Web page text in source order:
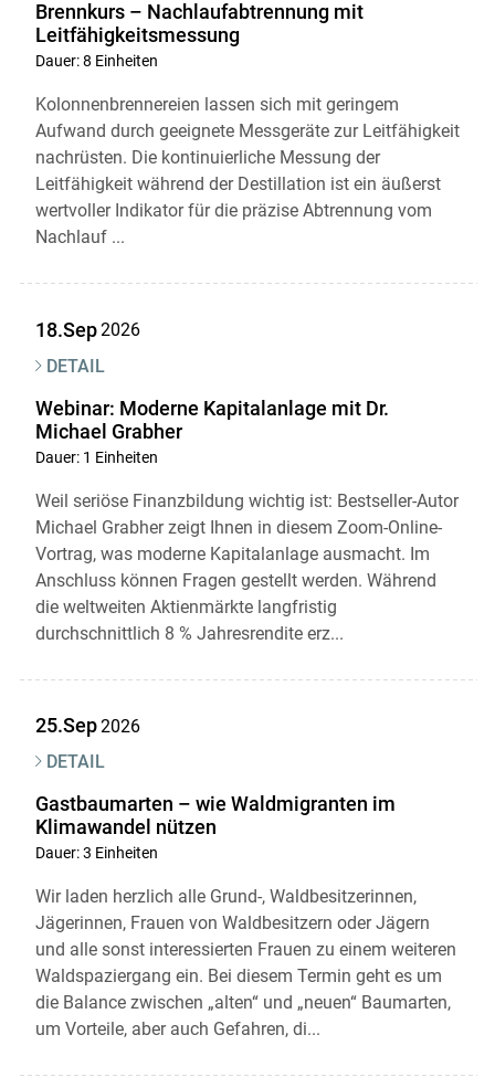
Skip to main content
Brennkurs – Nachlaufabtrennung mit
Leitfähigkeitsmessung
Dauer: 8 Einheiten
Kolonnenbrennereien lassen sich mit geringem
Aufwand durch geeignete Messgeräte zur Leitfähigkeit
nachrüsten. Die kontinuierliche Messung der
Leitfähigkeit während der Destillation ist ein äußerst
wertvoller Indikator für die präzise Abtrennung vom
Nachlauf ...
18.Sep2026
DETAIL
Webinar: Moderne Kapitalanlage mit Dr.
Michael Grabher
Dauer: 1 Einheiten
Weil seriöse Finanzbildung wichtig ist: Bestseller-Autor
Michael Grabher zeigt Ihnen in diesem Zoom-Online-
Vortrag, was moderne Kapitalanlage ausmacht. Im
Anschluss können Fragen gestellt werden. Während
die weltweiten Aktienmärkte langfristig
durchschnittlich 8 % Jahresrendite erz...
25.Sep2026
DETAIL
Gastbaumarten – wie Waldmigranten im
Klimawandel nützen
Dauer: 3 Einheiten
Wir laden herzlich alle Grund-, Waldbesitzerinnen,
Jägerinnen, Frauen von Waldbesitzern oder Jägern
und alle sonst interessierten Frauen zu einem weiteren
Waldspaziergang ein. Bei diesem Termin geht es um
die Balance zwischen „alten“ und „neuen“ Baumarten,
um Vorteile, aber auch Gefahren, di...